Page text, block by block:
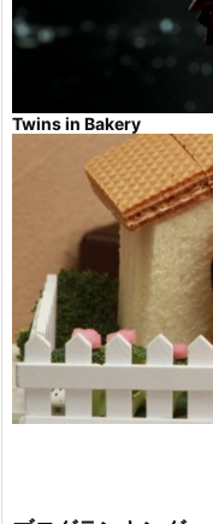
Twins in Bakery